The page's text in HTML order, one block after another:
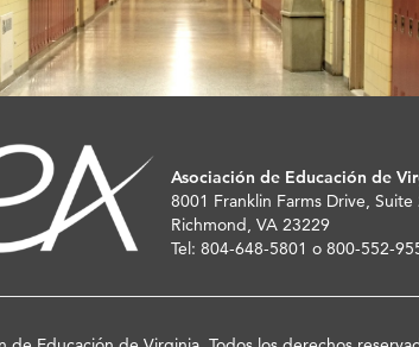
Asociación de Educación de
8001 Franklin Farms Drive, Suite
Richmond, VA 23229
Tel: 804-648-5801 o 800-552-